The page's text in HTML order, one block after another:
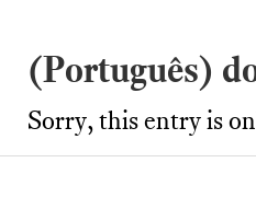
(Português)
Sorry, this entry is